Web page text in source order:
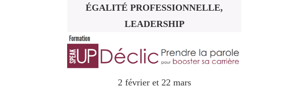
ÉGALITÉ PROFESSIONNELLE,
LEADERSHIP
2 février et 22 mars